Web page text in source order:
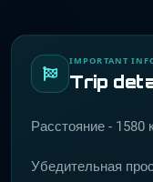
IMPORTANT
Trip
Расстояние - 1580
Убедительная